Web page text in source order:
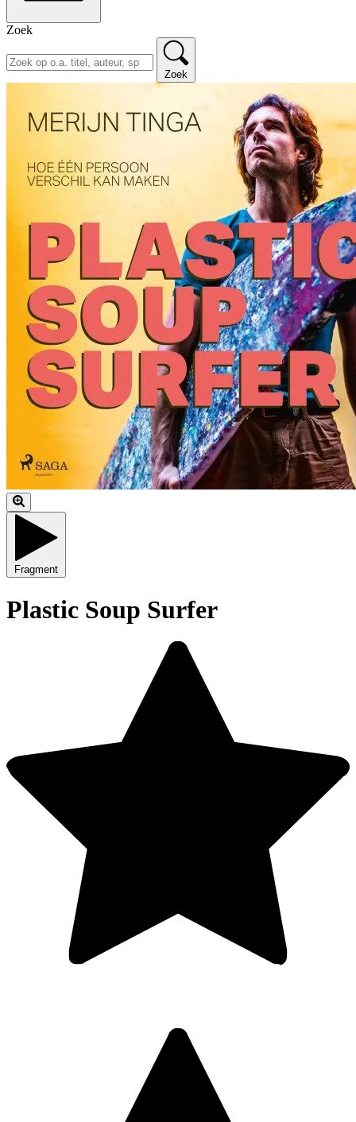
Zoek
Zoek
Fragment
Plastic Soup Surfer